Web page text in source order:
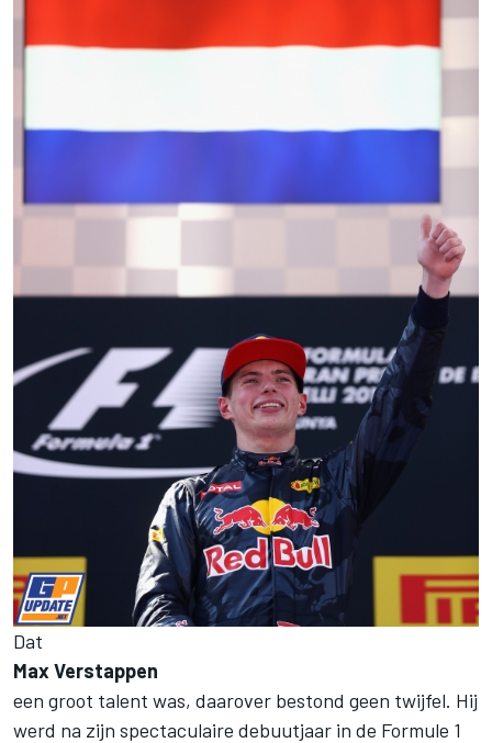
Dat
Max Verstappen
een groot talent was, daarover bestond geen twijfel. Hij
werd na zijn spectaculaire debuutjaar in de Formule 1